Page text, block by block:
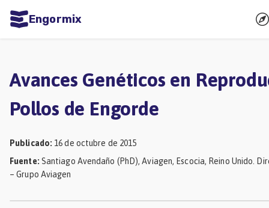
Engormix
Agricultura
Balanceados
Piensos
Avicultura
Ganadería
Avances Genéticos en
Pollos de Engorde
Publicado: 16 de octubre de 2015
Fuente: Santiago Avendaño (PhD), Aviagen, Escocia, Reino Unido.
– Grupo Aviagen